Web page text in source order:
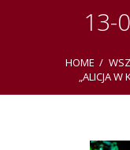
13-
HOME
„ALICJA W